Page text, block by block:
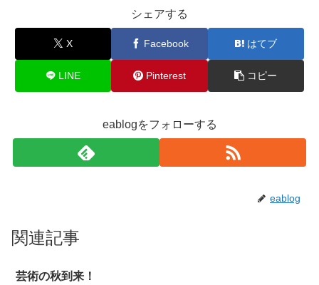
シェアする
X Facebook はてブ
LINE Pinterest コピー
eablogをフォローする
eablog
関連記事
芸術の秋到来！